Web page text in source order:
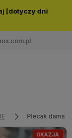
[dotyczy dni
Plecak
OKAZJA